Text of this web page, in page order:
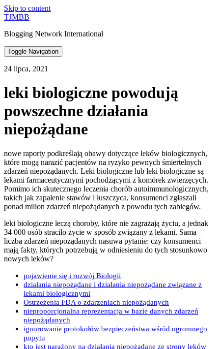
Skip to content
TJMBB
Blogging Network International
Toggle Navigation
24 lipca, 2021
leki biologiczne powodują
powszechne działania
niepożądane
nowe raporty podkreślają obawy dotyczące leków biologicznych,
które mogą narazić pacjentów na ryzyko pewnych śmiertelnych
zdarzeń niepożądanych. Leki biologiczne lub leki biologiczne są
lekami farmaceutycznymi pochodzącymi z komórek zwierzęcych.
Pomimo ich skutecznego leczenia chorób autoimmunologicznych,
takich jak zapalenie stawów i łuszczyca, konsumenci zgłaszali
ponad milion zdarzeń niepożądanych z powodu tych zabiegów.
leki biologiczne leczą choroby, które nie zagrażają życiu, a jednak
34 000 osób straciło życie w sposób związany z lekami. Sama
liczba zdarzeń niepożądanych nasuwa pytanie: czy konsumenci
mają fakty, których potrzebują w odniesieniu do tych stosunkowo
nowych leków?
pojawienie się i rozwój Biologii
działania niepożądane i działania niepożądane związane z
lekami biologicznymi
Ostrzeżenia FDA o zdarzeniach niepożądanych
nieproporcjonalna reprezentacja w bazie danych zdarzeń
niepożądanych
ignorowanie protokołów bezpieczeństwa wśród ogromnego
popytu
kto jest narażony na działania niepożądane ze strony leków